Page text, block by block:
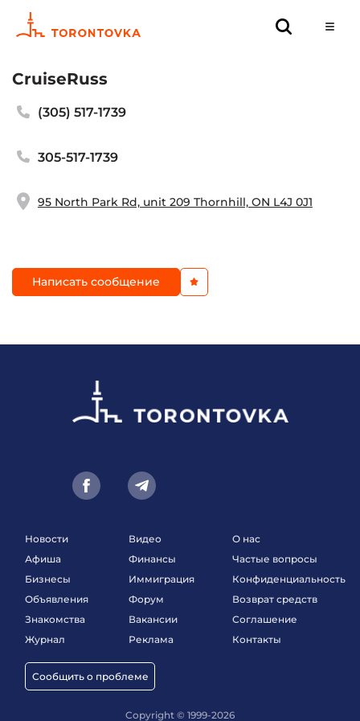
CruiseRuss
(305) 517-1739
305-517-1739
95 North Park Rd, unit 209 Thornhill, ON L4J 0J1
Написать сообщение
Новости
Афиша
Бизнесы
Объявления
Знакомства
Журнал
Сообщить о проблеме
Видео
Финансы
Иммиграция
Форум
Вакансии
Реклама
О нас
Частые вопросы
Конфиденциальность
Возврат средств
Соглашение
Контакты
Copyright © 1999-2026